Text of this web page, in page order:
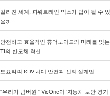
갈라진 세계, 파워트레인 믹스가 답이 될 수 있
을까
안전하고 효율적인 휴머노이드의 미래를 빚는
TI의 반도체 혁신
토요타의 SDV 시대 안전과 신뢰 설계법
“우리가 넘버원!” VicOne이 ‘자동차 보안 경기